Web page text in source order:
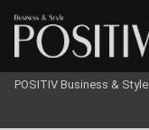
POSITIV Business & Style